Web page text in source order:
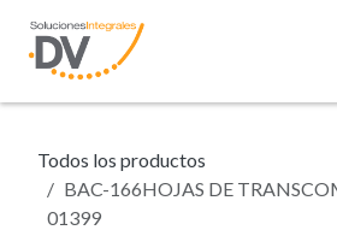
Todos los productos
BAC-166HOJAS DE
01399